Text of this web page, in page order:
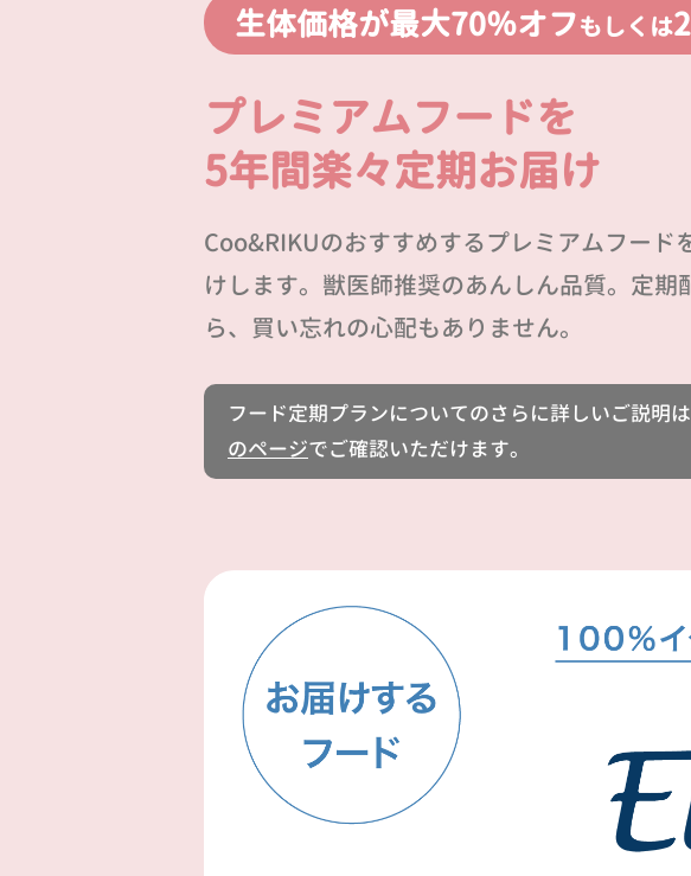
生体価格が最大70％オフもしくは
プレミアムフードを
5年間楽々定期お届け
Coo&RIKUのおすすめするプレミアムフード
けします。獣医師推奨のあんしん品質。定期
ら、買い忘れの心配もありません。
フード定期プランについてのさらに詳しいご説明は
のページでご確認いただけます。